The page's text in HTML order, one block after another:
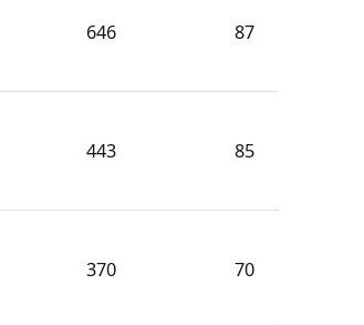
646 87
443 85
370 70